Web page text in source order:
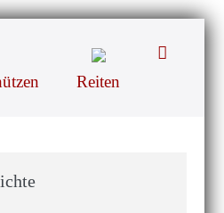
Reiten
Suche-